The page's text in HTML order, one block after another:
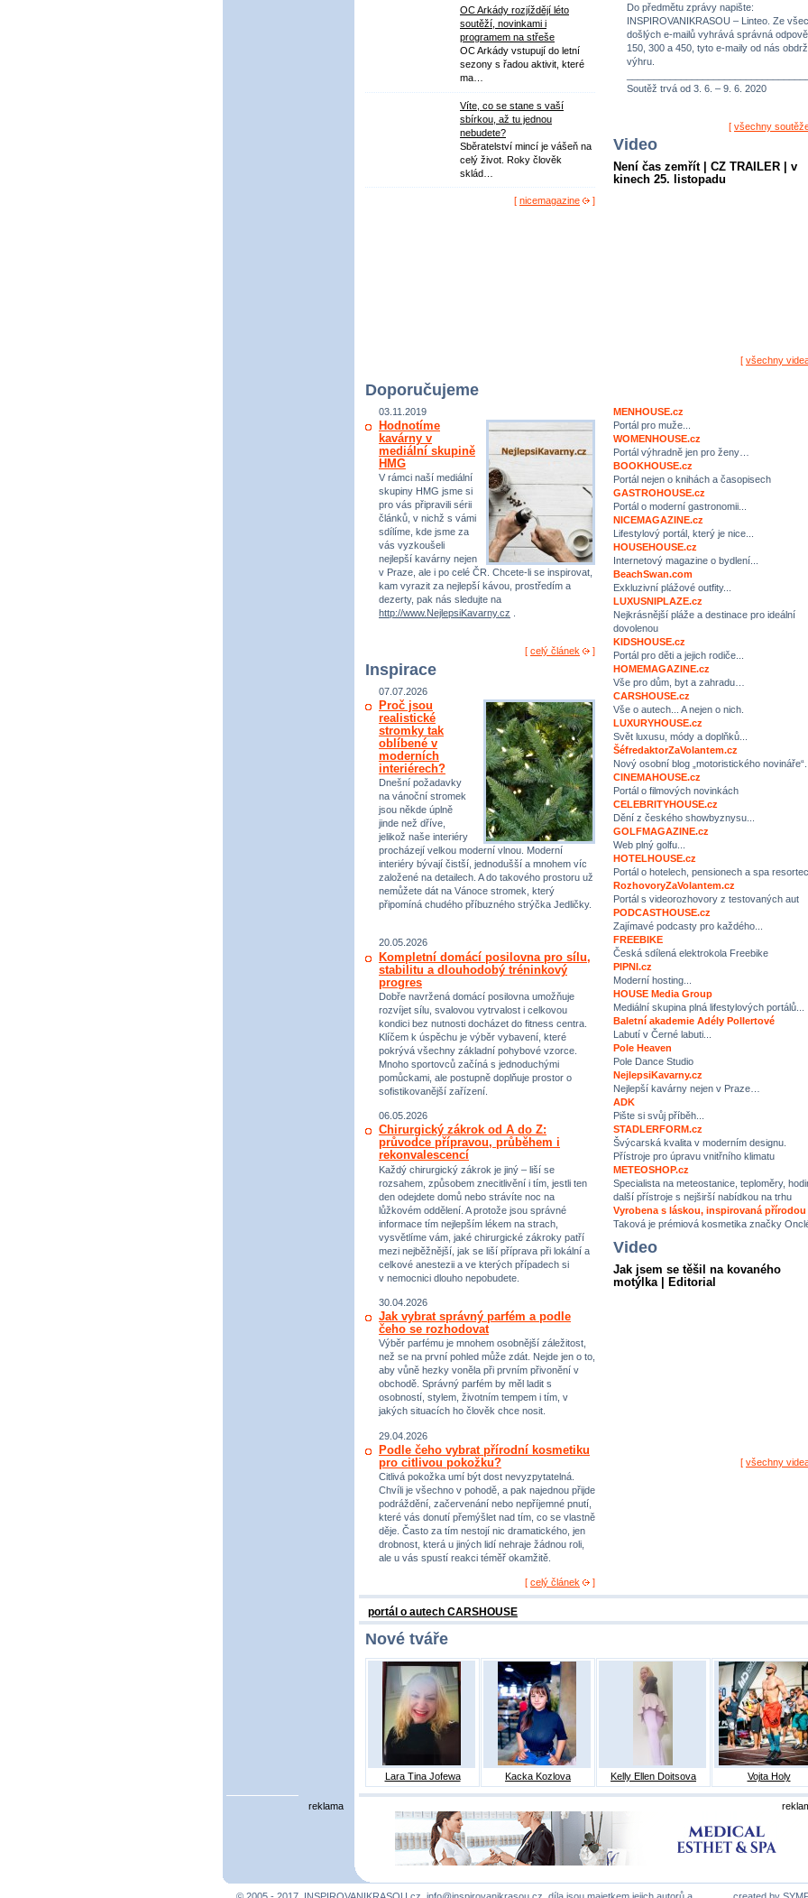
OC Arkády rozjíždějí léto
soutěží, novinkami i
programem na střeše
OC Arkády vstupují do letní
sezony s řadou aktivit, které
ma…
Víte, co se stane s vaší
sbírkou, až tu jednou
nebudete?
Sběratelství mincí je vášeň na
celý život. Roky člověk
sklád…
[ nicemagazine ]
Do předmětu zprávy napište:
INSPIROVANIKRASOU – Linteo. Ze
došlých e-mailů vyhrává správná
150, 300 a 450, tyto e-maily od nás
výhru.
Soutěž trvá od 3. 6. – 9. 6. 2020
[ všechny
Video
Není čas zemřít | CZ TRAILER | v
kinech 25. listopadu
[ všechny
Doporučujeme
03.11.2019
Hodnotíme
kavárny v
mediální skupině
HMG
V rámci naší mediální
skupiny HMG jsme si
pro vás připravili sérii
článků, v nichž s vámi
sdílíme, kde jsme za
vás vyzkoušeli
nejlepší kavárny nejen
v Praze, ale i po celé ČR. Chcete-li se inspirovat,
kam vyrazit za nejlepší kávou, prostředím a
dezerty, pak nás sledujte na
http://www.NejlepsiKavarny.cz
[ celý článek ]
Inspirace
07.07.2026
Proč jsou
realistické
stromky tak
oblíbené v
moderních
interiérech?
Dnešní požadavky
na vánoční stromek
jsou někde úplně
jinde než dříve,
jelikož naše interiéry
procházejí velkou moderní vlnou. Moderní
interiéry bývají čistší, jednodušší a mnohem víc
založené na detailech. A do takového prostoru už
nemůžete dát na Vánoce stromek, který
připomíná chudého příbuzného strýčka Jedličky.
20.05.2026
Kompletní domácí posilovna pro sílu,
stabilitu a dlouhodobý tréninkový
progres
Dobře navržená domácí posilovna umožňuje
rozvíjet sílu, svalovou vytrvalost i celkovou
kondici bez nutnosti docházet do fitness centra.
Klíčem k úspěchu je výběr vybavení, které
pokrývá všechny základní pohybové vzorce.
Mnoho sportovců začíná s jednoduchými
pomůckami, ale postupně doplňuje prostor o
sofistikovanější zařízení.
06.05.2026
Chirurgický zákrok od A do Z:
průvodce přípravou, průběhem i
rekonvalescencí
Každý chirurgický zákrok je jiný – liší se
rozsahem, způsobem znecitlivění i tím, jestli ten
den odejdete domů nebo strávíte noc na
lůžkovém oddělení. A protože jsou správné
informace tím nejlepším lékem na strach,
vysvětlíme vám, jaké chirurgické zákroky patří
mezi nejběžnější, jak se liší příprava při lokální a
celkové anestezii a ve kterých případech si
v nemocnici dlouho nepobudete.
30.04.2026
Jak vybrat správný parfém a podle
čeho se rozhodovat
Výběr parfému je mnohem osobnější záležitost,
než se na první pohled může zdát. Nejde jen o to,
aby vůně hezky voněla při prvním přivonění v
obchodě. Správný parfém by měl ladit s
osobností, stylem, životním tempem i tím, v
jakých situacích ho člověk chce nosit.
29.04.2026
Podle čeho vybrat přírodní kosmetiku
pro citlivou pokožku?
Citlivá pokožka umí být dost nevyzpytatelná.
Chvíli je všechno v pohodě, a pak najednou přijde
podráždění, začervenání nebo nepříjemné pnutí,
které vás donutí přemýšlet nad tím, co se vlastně
děje. Často za tím nestojí nic dramatického, jen
drobnost, která u jiných lidí nehraje žádnou roli,
ale u vás spustí reakci téměř okamžitě.
[ celý článek ]
MENHOUSE.cz
Portál pro muže...
WOMENHOUSE.cz
Portál výhradně jen pro ženy…
BOOKHOUSE.cz
Portál nejen o knihách a časopisech
GASTROHOUSE.cz
Portál o moderní gastronomii...
NICEMAGAZINE.cz
Lifestylový portál, který je nice...
HOUSEHOUSE.cz
Internetový magazine o bydlení...
BeachSwan.com
Exkluzivní plážové outfity...
LUXUSNIPLAZE.cz
Nejkrásnější pláže a destinace pro ideální
dovolenou
KIDSHOUSE.cz
Portál pro děti a jejich rodiče...
HOMEMAGAZINE.cz
Vše pro dům, byt a zahradu…
CARSHOUSE.cz
Vše o autech... A nejen o nich.
LUXURYHOUSE.cz
Svět luxusu, módy a doplňků...
ŠéfredaktorZaVolantem.cz
Nový osobní blog „motoristického novináře“.
CINEMAHOUSE.cz
Portál o filmových novinkách
CELEBRITYHOUSE.cz
Dění z českého showbyznysu...
GOLFMAGAZINE.cz
Web plný golfu...
HOTELHOUSE.cz
Portál o hotelech, pensionech a spa
RozhovoryZaVolantem.cz
Portál s videorozhovory z testovaných aut
PODCASTHOUSE.cz
Zajímavé podcasty pro každého...
FREEBIKE
Česká sdílená elektrokola Freebike
PIPNI.cz
Moderní hosting...
HOUSE Media Group
Mediální skupina plná lifestylových portálů...
Baletní akademie Adély Pollertové
Labutí v Černé labuti...
Pole Heaven
Pole Dance Studio
NejlepsiKavarny.cz
Nejlepší kavárny nejen v Praze…
ADK
Pište si svůj příběh...
STADLERFORM.cz
Švýcarská kvalita v moderním designu.
Přístroje pro úpravu vnitřního klimatu
METEOSHOP.cz
Specialista na meteostanice, teploměry,
další přístroje s nejširší nabídkou na trhu
Vyrobena s láskou, inspirovaná přírodou
Taková je prémiová kosmetika značky
Video
Jak jsem se těšil na kovaného
motýlka | Editorial
[ všechny
portál o autech CARSHOUSE
Nové tváře
Lara Tina Jofewa Kacka Kozlova Kelly Ellen Doitsova Vojta Holy
reklama